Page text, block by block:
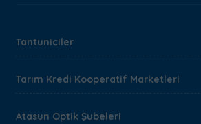
Tantuniciler
Tarım Kredi Kooperatif Marketleri
Atasun Optik Şubeleri